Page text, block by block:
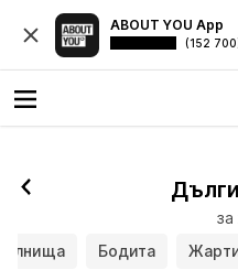
ABOUT YOU App
(152
Бодита